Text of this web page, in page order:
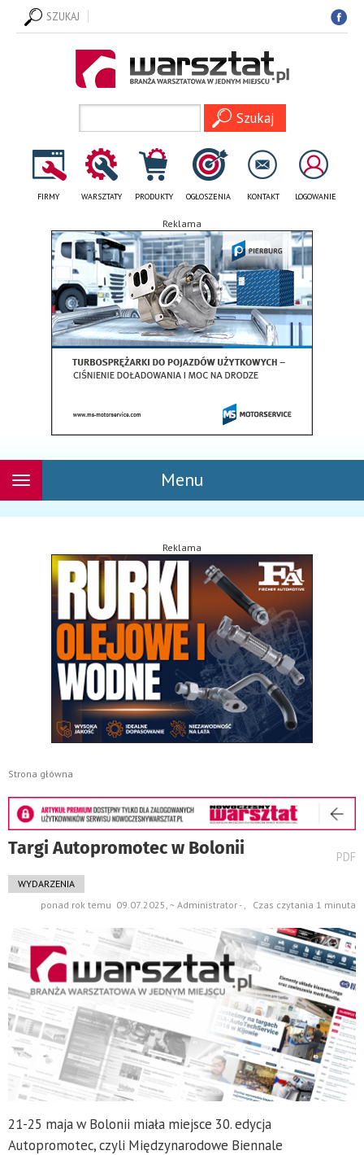
SZUKAJ
FIRMY WARSZTATY PRODUKTY OGŁOSZENIA KONTAKT LOGOWANIE
Reklama
Menu
Rozwiń
Reklama
Strona główna
Targi Autopromotec w Bolonii PDF
WYDARZENIA
ponad rok temu 09.07.2025, ~ Administrator - , Czas czytania 1 minuta
21-25 maja w Bolonii miała miejsce 30. edycja
Autopromotec, czyli Międzynarodowe Biennale